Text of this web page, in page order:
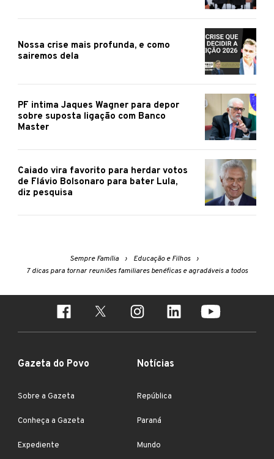
Nossa crise mais profunda, e como
sairemos dela
PF intima Jaques Wagner para depor
sobre suposta ligação com Banco
Master
Caiado vira favorito para herdar votos
de Flávio Bolsonaro para bater Lula,
diz pesquisa
Sempre Família
Educação e Filhos
7 dicas para tornar reuniões familiares benéficas e agradáveis a todos
Gazeta do Povo
Sobre a Gazeta
Conheça a Gazeta
Expediente
Notícias
República
Paraná
Mundo